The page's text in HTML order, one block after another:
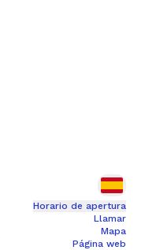
Horario de apertura
Llamar
Mapa
Página web